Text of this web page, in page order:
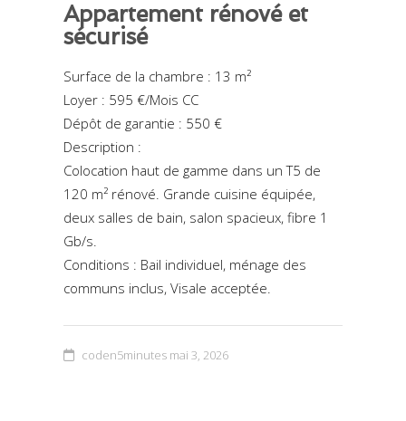
Appartement rénové et
sécurisé
Surface de la chambre : 13 m²
Loyer : 595 €/Mois CC
Dépôt de garantie : 550 €
Description :
Colocation haut de gamme dans un T5 de
120 m² rénové. Grande cuisine équipée,
deux salles de bain, salon spacieux, fibre 1
Gb/s.
Conditions : Bail individuel, ménage des
communs inclus, Visale acceptée.
coden5minutes mai 3, 2026